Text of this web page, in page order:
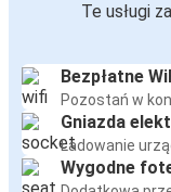
Te usługi
Bezpłatne
Pozostań w
Gniazda
Ładowanie
Wygodne